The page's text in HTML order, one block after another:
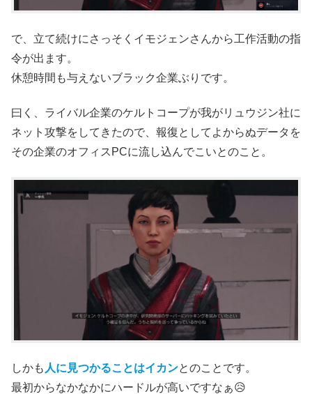
で、立て続けにさっそくイモジェンさんから工作活動の指
令が出ます。
休憩時間も与えないブラック企業ぶりです。
曰く、ライバル企業のケルトコープが我がリュウジン社に
ネット攻撃をしてきたので、報復としてよからぬデータを
その企業のオフィスPCに流し込んでこいとのこと。
しかも 人に見つかることはイカンとのことです。
最初からなかなかにハードルが高いですなぁ😥